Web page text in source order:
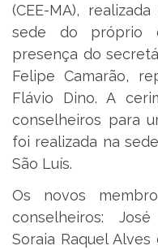
(CEE-MA),
sede do próprio
presença do
Felipe Camarão,
Flávio Dino. A
conselheiros para
foi realizada na
São Luís.
Os novos
conselheiros:
Soraia Raquel